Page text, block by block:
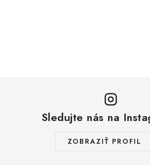
Sledujte nás na
ZOBRAZIŤ PROFIL